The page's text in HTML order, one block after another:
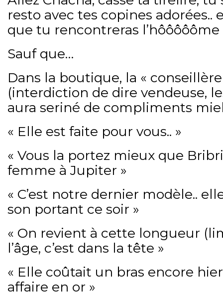
resto avec tes copines
que tu rencontreras l’hôôôôôme
Sauf que…
Dans la boutique, la «
(interdiction de dire vendeuse,
aura seriné de compliments
« Elle est faite pour vous.. »
« Vous la portez mieux que
femme à Jupiter »
« C’est notre dernier modèle..
son portant ce soir »
« On revient à cette longueur
l’âge, c’est dans la tête »
« Elle coûtait un bras encore
affaire en or »